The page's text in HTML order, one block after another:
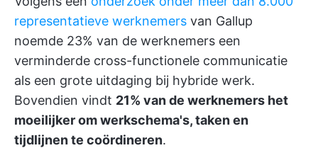
representatieve werknemers van Gallup
noemde 23% van de werknemers een
verminderde cross-functionele communicatie
als een grote uitdaging bij hybride werk.
Bovendien vindt 21% van de werknemers het
moeilijker om werkschema's, taken en
tijdlijnen te coördineren.